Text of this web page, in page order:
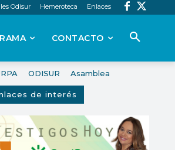
Odisur Hemeroteca Enlaces
CONTACTO
ODISUR Asamblea
de interés